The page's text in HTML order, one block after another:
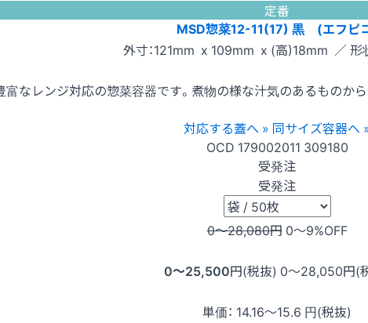
定番
MSD惣菜12-11(17) 黒 (エフピ
外寸：121mm x 109mm x (高)18mm ／ 形
なレンジ対応の惣菜容器です。煮物の様な汁気のあるものから
対応する蓋へ » 同サイズ容器へ
OCD 179002011 309180
受発注
受発注
0〜28,080円 0〜9%OFF
0〜25,500円(税抜) 0〜28,050円(
単価： 14.16〜15.6 円(税抜)